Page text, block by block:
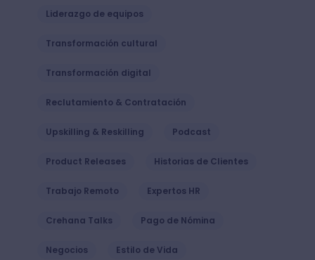
Liderazgo de equipos
Transformación cultural
Transformación digital
Reclutamiento & Contratación
Upskilling & Reskilling Podcast
Product Releases Historias de Clientes
Trabajo Remoto Expertos HR
Crehana Talks Pago de Nómina
Negocios Estilo de Vida